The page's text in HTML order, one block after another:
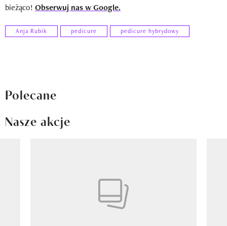
bieżąco! Obserwuj nas w Google.
Anja Rubik pedicure pedicure hybrydowy
Polecane
Nasze akcje